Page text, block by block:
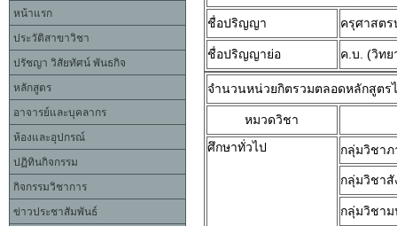
หน้าแรก
ประวัติสาขาวิชา
ปรัชญา วิสัยทัศน์ พันธกิจ
หลักสูตร
อาจารย์และบุคลากร
ห้องและอุปกรณ์
ปฏิทินกิจกรรม
กิจกรรมวิชาการ
ข่าวประชาสัมพันธ์
ชื่อปริญญา ครุศาสต
ชื่อปริญญาย่อ ค.บ. (วิทย
จำนวนหน่วยกิตรวมตลอดหลักสูตร
หมวดวิชา
ศึกษาทั่วไป
กลุ่มวิชาภ
กลุ่มวิชา
กลุ่มวิชา